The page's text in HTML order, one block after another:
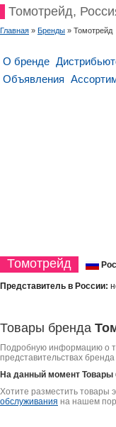
Томотрейд,
Главная » Бренды » Томотрейд
О бренде
Объявления
Томотрейд
Представитель в России:
Товары бренда
Подробную информацию о
представительствах бренда
На данный момент Товары
Хотите разместить товары
обслуживания на нашем